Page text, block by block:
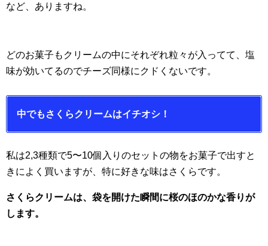
など、ありますね。
どのお菓子もクリームの中にそれぞれ粒々が入ってて、塩
味が効いてるのでチーズ同様にクドくないです。
中でもさくらクリームはイチオシ！
私は2,3種類で5〜10個入りのセットの物をお菓子で出すと
きによく買いますが、特に好きな味はさくらです。
さくらクリームは、袋を開けた瞬間に桜のほのかな香りが
します。